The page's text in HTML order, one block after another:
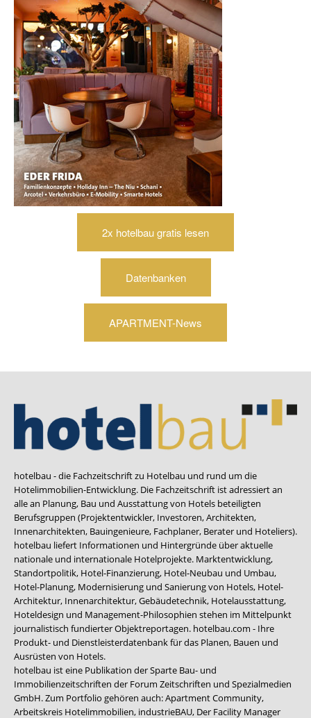
2x hotelbau gratis lesen
Datenbanken
APARTMENT-News
hotelbau - die Fachzeitschrift zu Hotelbau und rund um die
Hotelimmobilien-Entwicklung. Die Fachzeitschrift ist adressiert an
alle an Planung, Bau und Ausstattung von Hotels beteiligten
Berufsgruppen (Projektentwickler, Investoren, Architekten,
Innenarchitekten, Bauingenieure, Fachplaner, Berater und Hoteliers).
hotelbau liefert Informationen und Hintergründe über aktuelle
nationale und internationale Hotelprojekte. Marktentwicklung,
Standortpolitik, Hotel-Finanzierung, Hotel-Neubau und Umbau,
Hotel-Planung, Modernisierung und Sanierung von Hotels, Hotel-
Architektur, Innenarchitektur, Gebäudetechnik, Hotelausstattung,
Hoteldesign und Management-Philosophien stehen im Mittelpunkt
journalistisch fundierter Objektreportagen. hotelbau.com - Ihre
Produkt- und Dienstleisterdatenbank für das Planen, Bauen und
Ausrüsten von Hotels.
hotelbau ist eine Publikation der Sparte Bau- und
Immobilienzeitschriften der Forum Zeitschriften und Spezialmedien
GmbH. Zum Portfolio gehören auch:Apartment Community,
Arbeitskreis Hotelimmobilien, industrieBAU, Der Facility Manager